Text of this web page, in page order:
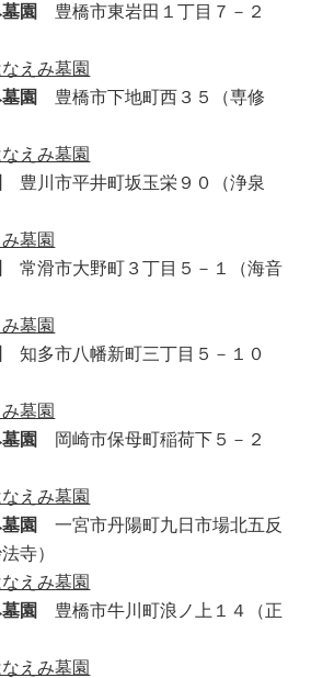
園 豊橋市東岩田１丁目７－２
えみ墓園
園 豊橋市下地町西３５（専修
えみ墓園
豊川市平井町坂玉栄９０（浄泉
墓園
常滑市大野町３丁目５－１（海音
墓園
知多市八幡新町三丁目５－１０
墓園
園 岡崎市保母町稲荷下５－２
えみ墓園
園 一宮市丹陽町九日市場北五反
寺）
えみ墓園
園 豊橋市牛川町浪ノ上１４（正
えみ墓園